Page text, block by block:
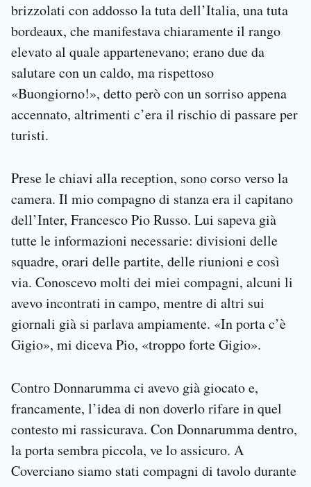
brizzolati con addosso la tuta dell’Italia, una tuta
bordeaux, che manifestava chiaramente il rango
elevato al quale appartenevano; erano due da
salutare con un caldo, ma rispettoso
«Buongiorno!», detto però con un sorriso appena
accennato, altrimenti c’era il rischio di passare per
turisti.
Prese le chiavi alla reception, sono corso verso la
camera. Il mio compagno di stanza era il capitano
dell’Inter, Francesco Pio Russo. Lui sapeva già
tutte le informazioni necessarie: divisioni delle
squadre, orari delle partite, delle riunioni e così
via. Conoscevo molti dei miei compagni, alcuni li
avevo incontrati in campo, mentre di altri sui
giornali già si parlava ampiamente. «In porta c’è
Gigio», mi diceva Pio, «troppo forte Gigio».
Contro Donnarumma ci avevo già giocato e,
francamente, l’idea di non doverlo rifare in quel
contesto mi rassicurava. Con Donnarumma dentro,
la porta sembra piccola, ve lo assicuro. A
Coverciano siamo stati compagni di tavolo durante